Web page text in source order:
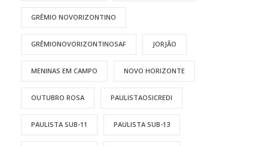
GRÊMIO NOVORIZONTINO
GRÊMIONOVORIZONTINOSAF JORJÃO
MENINAS EM CAMPO NOVO HORIZONTE
OUTUBRO ROSA PAULISTAOSICREDI
PAULISTA SUB-11 PAULISTA SUB-13